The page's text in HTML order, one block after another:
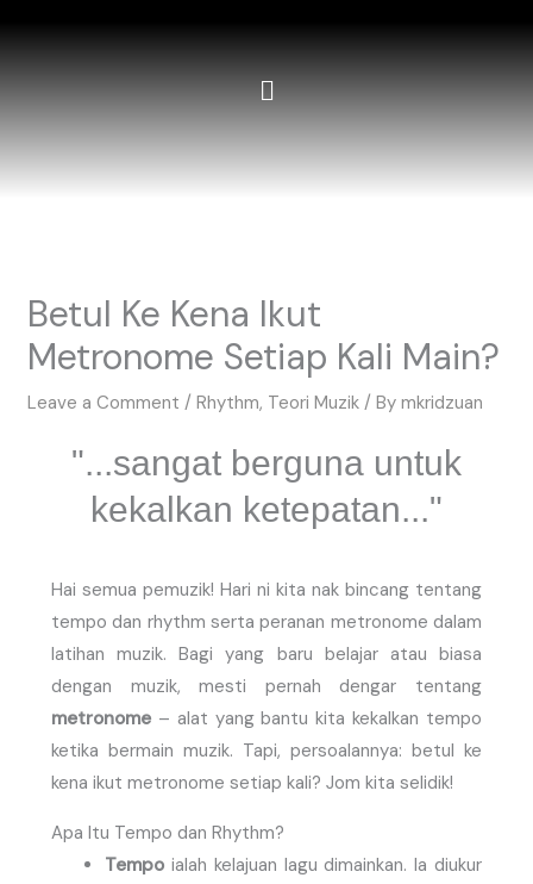
Betul Ke Kena Ikut
Metronome Setiap Kali Main?
Leave a Comment /Rhythm, Teori Muzik / Bymkridzuan
"...sangat berguna untuk
kekalkan ketepatan..."
Hai semua pemuzik! Hari ni kita nak bincang tentang
tempo dan rhythm serta peranan metronome dalam
latihan muzik. Bagi yang baru belajar atau biasa
dengan muzik, mesti pernah dengar tentang
metronome – alat yang bantu kita kekalkan tempo
ketika bermain muzik. Tapi, persoalannya: betul ke
kena ikut metronome setiap kali? Jom kita selidik!
Apa Itu Tempo dan Rhythm?
Tempo ialah kelajuan lagu dimainkan. Ia diukur